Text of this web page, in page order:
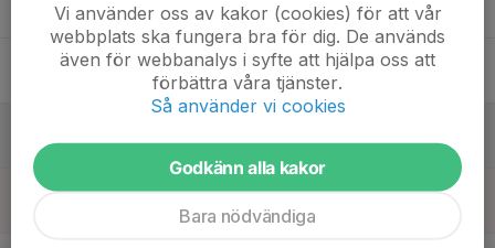
Vi använder oss av kakor (cookies) för att vår
webbplats ska fungera bra för dig. De används
även för webbanalys i syfte att hjälpa oss att
förbättra våra tjänster.
Så använder vi cookies
Godkänn alla kakor
Bara nödvändiga